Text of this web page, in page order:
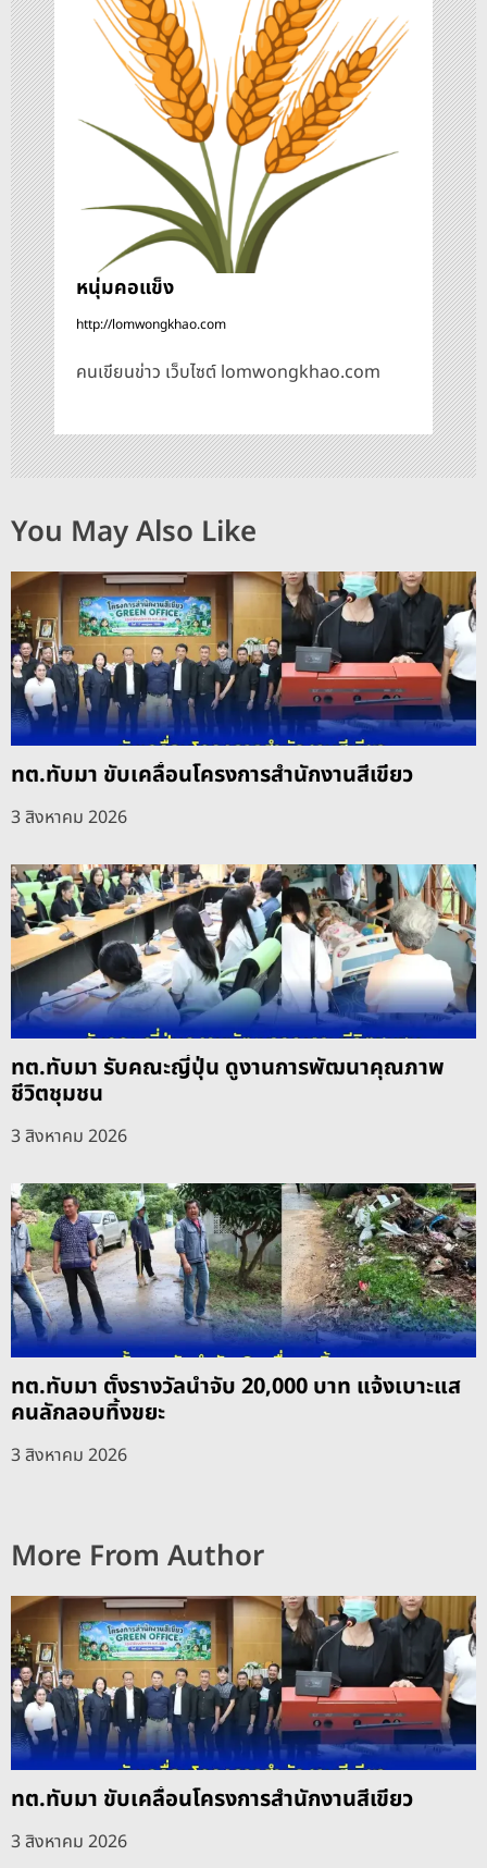
รื่
อ
ง
หนุ่มคอแข็ง
http://lomwongkhao.com
คนเขียนข่าว เว็บไซต์ lomwongkhao.com
You May Also Like
ทต.ทับมา ขับเคลื่อนโครงการสำนักงานสีเขียว
3 สิงหาคม 2026
ทต.ทับมา รับคณะญี่ปุ่น ดูงานการพัฒนาคุณภาพ
ชีวิตชุมชน
3 สิงหาคม 2026
ทต.ทับมา ตั้งรางวัลนำจับ 20,000 บาท แจ้งเบาะแส
คนลักลอบทิ้งขยะ
3 สิงหาคม 2026
More From Author
ทต.ทับมา ขับเคลื่อนโครงการสำนักงานสีเขียว
3 สิงหาคม 2026